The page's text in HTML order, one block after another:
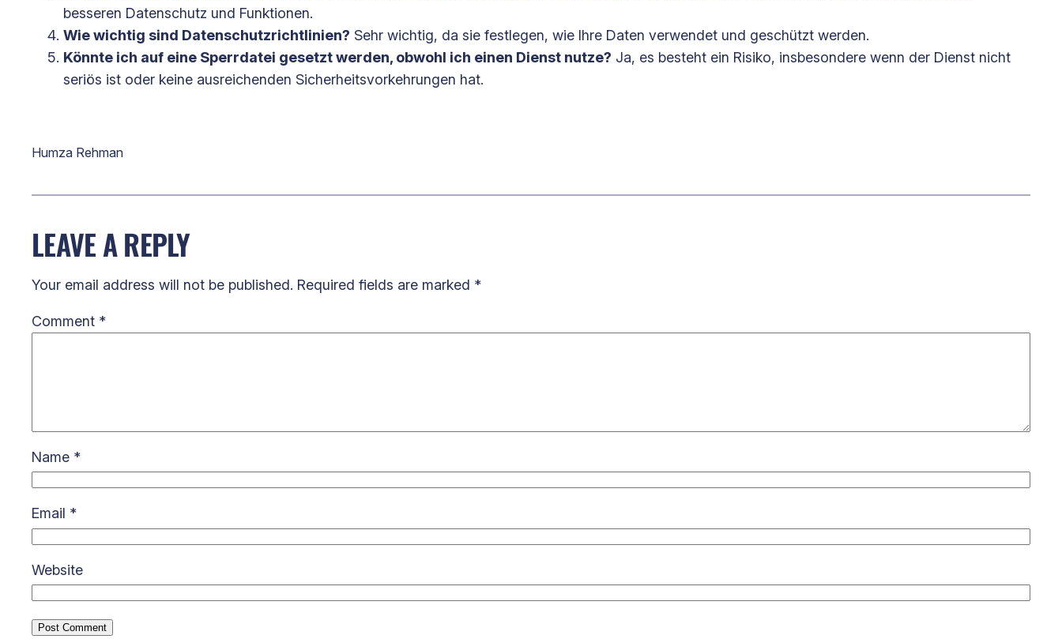
besseren Datenschutz und Funktionen.
Wie wichtig sind Datenschutzrichtlinien? Sehr wichtig, da sie festlegen, wie Ihre Daten verwendet und geschützt werden.
Könnte ich auf eine Sperrdatei gesetzt werden, obwohl ich einen Dienst nutze? Ja, es besteht ein Risiko, insbesondere wenn der Dienst nicht
seriös ist oder keine ausreichenden Sicherheitsvorkehrungen hat.
Humza Rehman
LEAVE A REPLY
Your email address will not be published. Required fields are marked *
Comment *
Name *
Email *
Website